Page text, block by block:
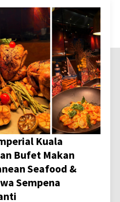
Kuala
Bufet Makan
Seafood &
Sempena